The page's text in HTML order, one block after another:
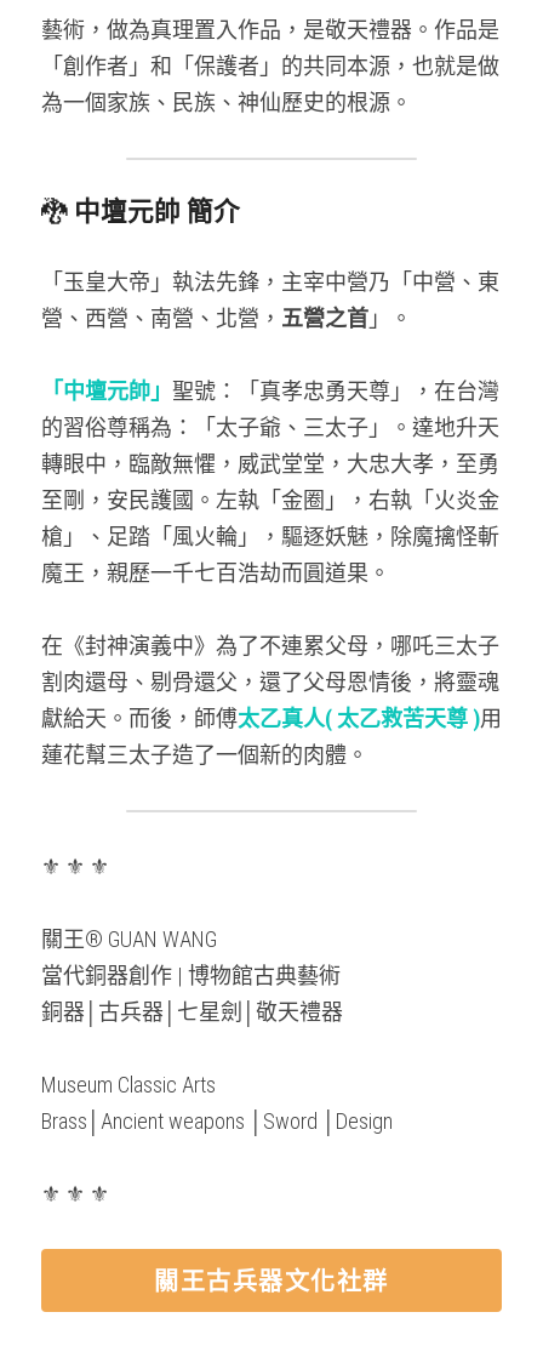
藝術，做為真理置入作品，是敬天禮器。作品是
「創作者」和「保護者」的共同本源，也就是做
為一個家族、民族、神仙歷史的根源。
🐉 中壇元帥 簡介
「玉皇大帝」執法先鋒，主宰中營乃「中營、東
營、西營、南營、北營， 五營之首 」。
「中壇元帥」 聖號：「真孝忠勇天尊」，在台灣
的習俗尊稱為：「太子爺、三太子」。達地升天
轉眼中，臨敵無懼，威武堂堂，大忠大孝，至勇
至剛，安民護國。左執「金圈」，右執「火炎金
槍」、足踏「風火輪」，驅逐妖魅，除魔擒怪斬
魔王，親歷一千七百浩劫而圓道果。
在《封神演義中》為了不連累父母，哪吒三太子
割肉還母、剔骨還父，還了父母恩情後，將靈魂
獻給天。而後，師傅太乙真人( 太乙救苦天尊 )用
蓮花幫三太子造了一個新的肉體。
⚜️ ⚜️ ⚜️
關王® GUAN WANG
當代銅器創作 | 博物館古典藝術
銅器│古兵器│七星劍│敬天禮器
Museum Classic Arts
Brass│Ancient weapons │Sword │Design
⚜️ ⚜️ ⚜️
關王古兵器文化社群